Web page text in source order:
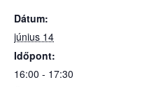
Dátum:
június 14
Időpont:
16:00 - 17:30